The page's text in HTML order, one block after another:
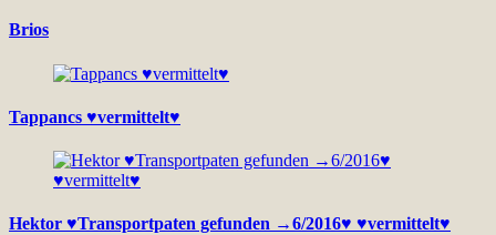
Brios
Tappancs ♥vermittelt♥
Hektor ♥Transportpaten gefunden →6/2016♥ ♥vermittelt♥